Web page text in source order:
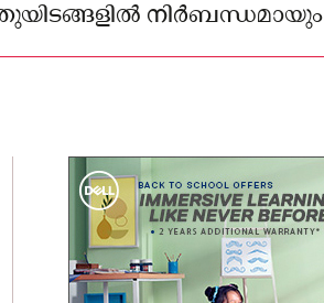
നിർബന്ധമായും
കലക്ടർ അറിയിച്ചു